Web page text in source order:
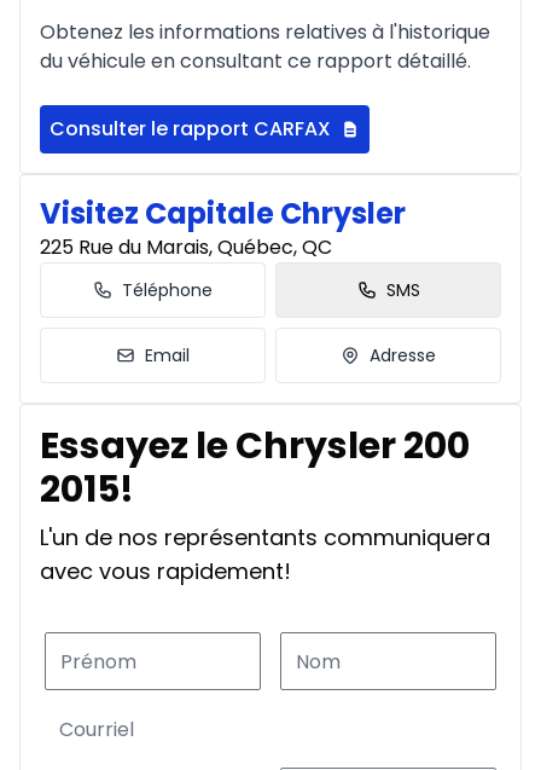
Obtenez les informations relatives à l'historique
du véhicule en consultant ce rapport détaillé.
Consulter le rapport CARFAX
Visitez Capitale Chrysler
225 Rue du Marais, Québec, QC
Téléphone SMS
Email Adresse
Essayez le Chrysler 200
2015!
L'un de nos représentants communiquera
avec vous rapidement!